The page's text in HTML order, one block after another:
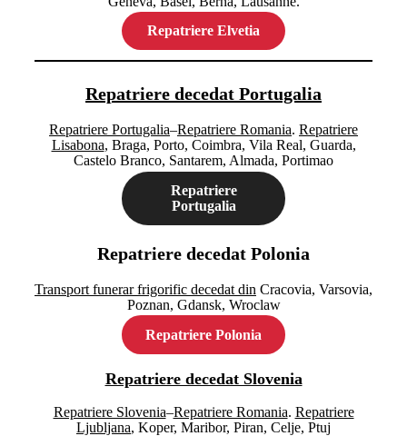
Repatriere Elvetia
Repatriere decedat Portugalia
Repatriere Portugalia–Repatriere Romania. Repatriere
Lisabona, Braga, Porto, Coimbra, Vila Real, Guarda,
Castelo Branco, Santarem, Almada, Portimao
Repatriere
Portugalia
Repatriere decedat Polonia
Transport funerar frigorific decedat din Cracovia, Varsovia,
Poznan, Gdansk, Wroclaw
Repatriere Polonia
Repatriere decedat Slovenia
Repatriere Slovenia–Repatriere Romania. Repatriere
Ljubljana, Koper, Maribor, Piran, Celje, Ptuj